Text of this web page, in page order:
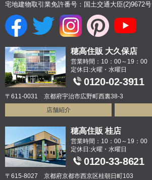
宅地建物取引業免許番号：国土交通大臣(2)9672号
穂高住販 大久保店
営業時間：10：00～19：00
定休日:火曜・水曜日
0120-02-3911
〒611-0031 京都府宇治市広野町西裏38-3
店舗紹介
穂高住販 桂店
営業時間：10：00～19：00
定休日:火曜・水曜日
0120-33-8621
〒615-8027 京都府京都市西京区桂朝日町103